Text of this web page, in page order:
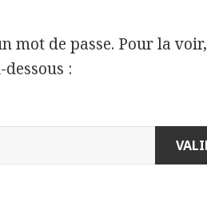
mot de passe. Pour la voir,
: